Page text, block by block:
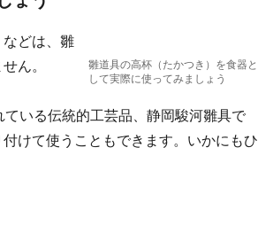
雛道具の高杯（たかつき）を食器と
して実際に使ってみましょう
どは、雛
ん。
いる伝統的工芸品、静岡駿河雛具で
けて使うこともできます。いかにもひ